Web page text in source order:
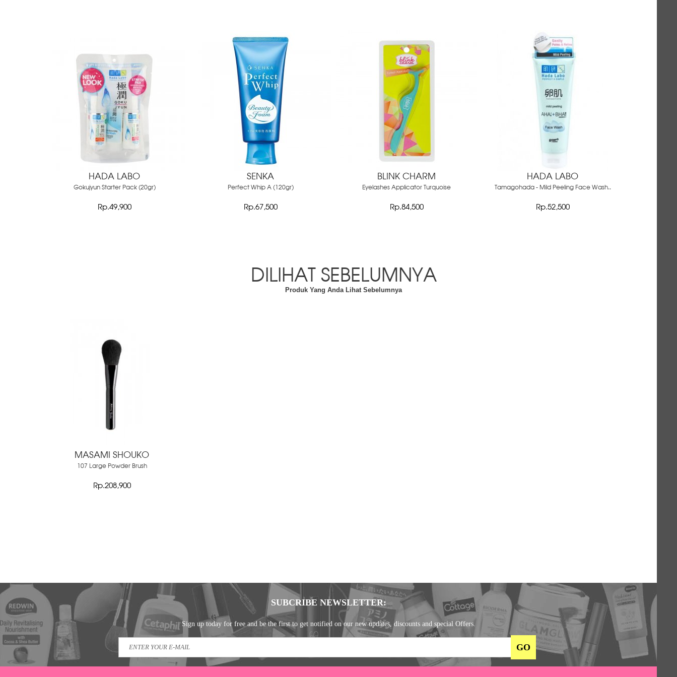
HADA LABO
Gokujyun Starter Pack (20gr)
Rp.49,900
SENKA
Perfect Whip A (120gr)
Rp.67,500
BLINK CHARM
Eyelashes Applicator Turquoise
Rp.84,500
HADA LABO
Tamagohada - Mild Peeling Face Wash..
Rp.52,500
DILIHAT SEBELUMNYA
Produk Yang Anda Lihat Sebelumnya
MASAMI SHOUKO
107 Large Powder Brush
Rp.208,900
SUBCRIBE NEWSLETTER:
Sign up today for free and be the first to get notified on our new updates, discounts and special Offers.